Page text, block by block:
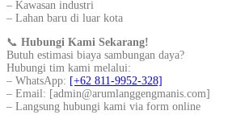
– Kawasan industri
– Lahan baru di luar kota
📞 Hubungi Kami Sekarang!
Butuh estimasi biaya sambungan daya?
Hubungi tim kami melalui:
– WhatsApp: [+62 811-9952-328]
– Email: [admin@arumlanggengmanis.com]
– Langsung hubungi kami via form online